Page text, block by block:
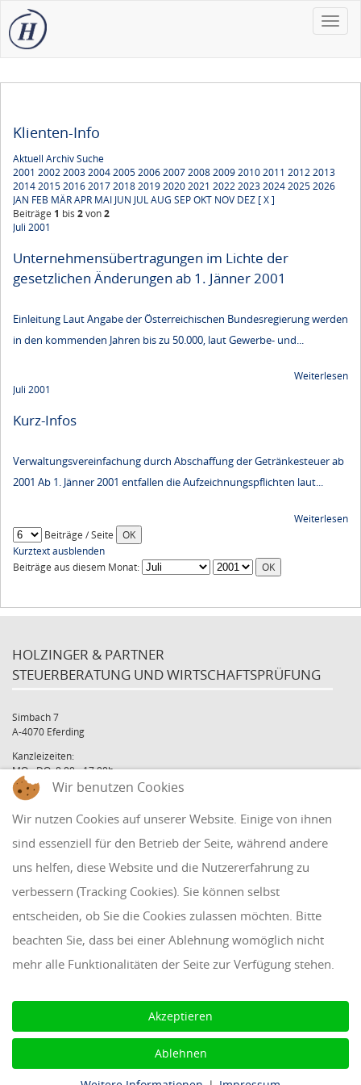
Toggle
Klienten-Info
Aktuell ArchivSuche
2001 2002200320042005200620072008200920102011 20122013
20142015201620172018201920202021 20222023202420252026
JAN FEB MÄRAPR MAI JUN JULAUG SEPOKT NOV DEZ [ X ]
Beiträge 1 bis 2von2
Juli 2001
Unternehmensübertragungen im Lichte der
gesetzlichen Änderungen ab 1. Jänner 2001
Einleitung Laut Angabe der Österreichischen Bundesregierung werden
in den kommenden Jahren bis zu 50.000, laut Gewerbe- und...
Weiterlesen
Juli 2001
Kurz-Infos
Verwaltungsvereinfachung durch Abschaffung der Getränkesteuer ab
2001 Ab 1. Jänner 2001 entfallen die Aufzeichnungspflichten laut...
Weiterlesen
Beiträge / Seite
Kurztext ausblenden
Beiträge aus diesem Monat:
HOLZINGER & PARTNER
STEUERBERATUNG UND WIRTSCHAFTSPRÜFUNG
Simbach 7
A-4070 Eferding
Kanzleizeiten:
MO - DO: 8:00 - 17:00h
FR: 8:00 - 12:00h
Tel: +43 7272 39 79 - 0
Fax: +43 7272 39 79 - 9
QUICKLINKS
Klientenbereich
Disclaimer
AAB 2018
Cookie Einstellungen
Wir benutzen Cookies
Wir nutzen Cookies auf unserer Website. Einige von ihnen
sind essenziell für den Betrieb der Seite, während andere
uns helfen, diese Website und die Nutzererfahrung zu
verbessern (Tracking Cookies). Sie können selbst
entscheiden, ob Sie die Cookies zulassen möchten. Bitte
beachten Sie, dass bei einer Ablehnung womöglich nicht
mehr alle Funktionalitäten der Seite zur Verfügung stehen.
Akzeptieren
Ablehnen